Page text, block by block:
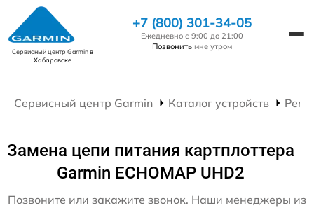
Сервисный центр Garminв
Хабаровске
+7 (800) 301-34-05
Ежедневно с 9:00 до 21:00
Позвонить мне утром
Сервисный центр Garmin Каталог устройств
Замена цепи питания картплоттера
Garmin ECHOMAP UHD2
Позвоните или закажите звонок. Наши менеджеры из